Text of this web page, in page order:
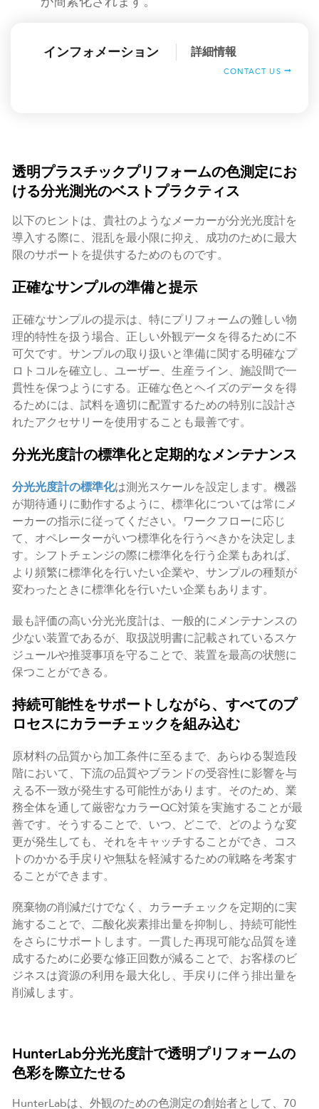
インフォメーション 詳細情報
CONTACT US
透明プラスチックプリフォームの色測定にお
ける分光測光のベストプラクティス
以下のヒントは、貴社のようなメーカーが分光光度計を
導入する際に、混乱を最小限に抑え、成功のために最大
限のサポートを提供するためのものです。
正確なサンプルの準備と提示
正確なサンプルの提示は、特にプリフォームの難しい物
理的特性を扱う場合、正しい外観データを得るために不
可欠です。サンプルの取り扱いと準備に関する明確なプ
ロトコルを確立し、ユーザー、生産ライン、施設間で一
貫性を保つようにする。正確な色とヘイズのデータを得
るためには、試料を適切に配置するための特別に設計さ
れたアクセサリーを使用することも最善です。
分光光度計の標準化と定期的なメンテナンス
分光光度計の標準化は測光スケールを設定します。機器
が期待通りに動作するように、標準化については常にメ
ーカーの指示に従ってください。ワークフローに応じ
て、オペレーターがいつ標準化を行うべきかを決定しま
す。シフトチェンジの際に標準化を行う企業もあれば、
より頻繁に標準化を行いたい企業や、サンプルの種類が
変わったときに標準化を行いたい企業もあります。
最も評価の高い分光光度計は、一般的にメンテナンスの
少ない装置であるが、取扱説明書に記載されているスケ
ジュールや推奨事項を守ることで、装置を最高の状態に
保つことができる。
持続可能性をサポートしながら、すべてのプ
ロセスにカラーチェックを組み込む
原材料の品質から加工条件に至るまで、あらゆる製造段
階において、下流の品質やブランドの受容性に影響を与
える不一致が発生する可能性があります。そのため、業
務全体を通して厳密なカラーQC対策を実施することが最
善です。そうすることで、いつ、どこで、どのような変
更が発生しても、それをキャッチすることができ、コス
トのかかる手戻りや無駄を軽減するための戦略を考案す
ることができます。
廃棄物の削減だけでなく、カラーチェックを定期的に実
施することで、二酸化炭素排出量を抑制し、持続可能性
をさらにサポートします。一貫した再現可能な品質を達
成するために必要な修正回数が減ることで、お客様のビ
ジネスは資源の利用を最大化し、手戻りに伴う排出量を
削減します。
HunterLab分光光度計で透明プリフォームの
色彩を際立たせる
HunterLabは、外観のための色測定の創始者として、70